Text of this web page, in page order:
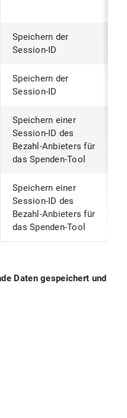
Speichern der
Session-ID
Speichern der
Session-ID
Speichern einer
Session-ID des
Bezahl-Anbieters für
das Spenden-Tool
Speichern einer
Session-ID des
Bezahl-Anbieters für
das Spenden-Tool
Daten gespeichert und